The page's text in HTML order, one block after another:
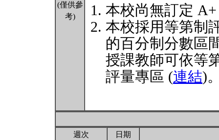
(僅供參
考)
本校尚無訂定
本校採用等第制
的百分制分數區
授課教師可依等
評量專區 (連結)
週次 日期